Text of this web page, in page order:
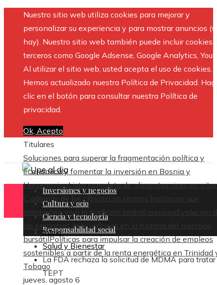
Nuestro sitio web utiliza cookies para mejorar y
personalizar su experiencia y para mostrar anuncios
hay). Nuestro sitio web también puede incluir cookies
terceros como Google Adsense, Google Analytics,
Al utilizar el sitio web, usted acepta el uso de cookies.
Hemos actualizado nuestra Política de Privacidad.
clic en el botón para consultar nuestra Política de
privacidad.
Ok, Acepto
Titulares
Soluciones para superar la fragmentación política y
económica y fomentar la inversión en Bosnia y
HerzegovinaLista completa de alimentos ricos en
C además de los cítricos
Los teatros históricos que
mantienen viva la tradición teatral europea
Evolución
las empresas más valiosas en la historia del mercado
bursátilPolíticas para impulsar la creación de empleos
sostenibles a partir de la renta energética en Trinidad
Tobago
jueves, agosto 6
Inversiones y negocios
Cultura y ocio
Ciencia y tecnología
Responsabilidad social
Inicio
Salud y Bienestar
La FDA rechaza la solicitud de MDMA para
TEPT